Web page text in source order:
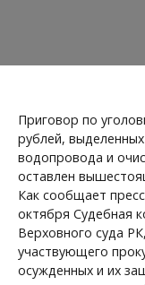
Приговор по
рублей,
водопровода и
оставлен
Как сообщает
октября Судебная
Верховного суда
участвующего
осужденных и их